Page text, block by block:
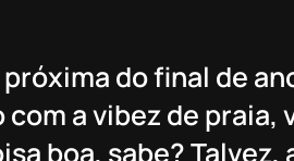
do final de
a vibez de praia,
boa, sabe? Talvez,